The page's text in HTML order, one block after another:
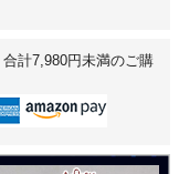
合計7,980円未満のご購